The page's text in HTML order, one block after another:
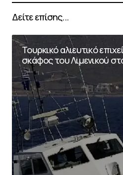
Δείτε επίσης...
Τουρκικό αλιευτικό
σκάφος του Λιμενικού